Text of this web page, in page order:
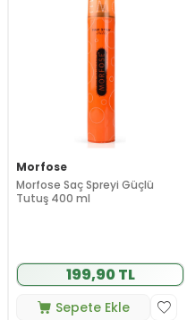
Morfose
Morfose Saç Spreyi Güçlü
Tutuş 400 ml
199,90 TL
Sepete Ekle